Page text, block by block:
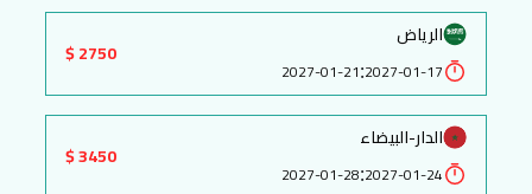
الرياض
2027-01-17
:
2027-01-21
2750 $
الدار-البيضاء
2027-01-24
:
2027-01-28
3450 $